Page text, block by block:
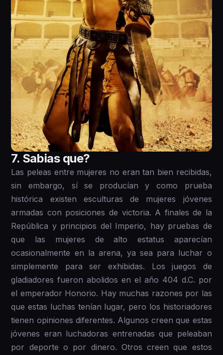
7 . Sabias que?
Las peleas entre mujeres no eran tan bien recibidas,
sin embargo, sí se producían y como prueba
histórica existen esculturas de mujeres jóvenes
armadas con posiciones de victoria. A finales de la
República y principios del Imperio, hay pruebas de
que las mujeres de alto estatus aparecían
ocasionalmente en la arena, ya sea para luchar o
simplemente para ser exhibidas. Los juegos de
gladiadores fueron abolidos en el año 404 d.C. por
el emperador Honorio. Hay muchas razones por las
que estas luchas tenían lugar, pero los historiadores
tienen opiniones diferentes. Algunos creen que estas
jóvenes eran luchadoras entrenadas que peleaban
por deporte o por dinero. Otros creen que estos